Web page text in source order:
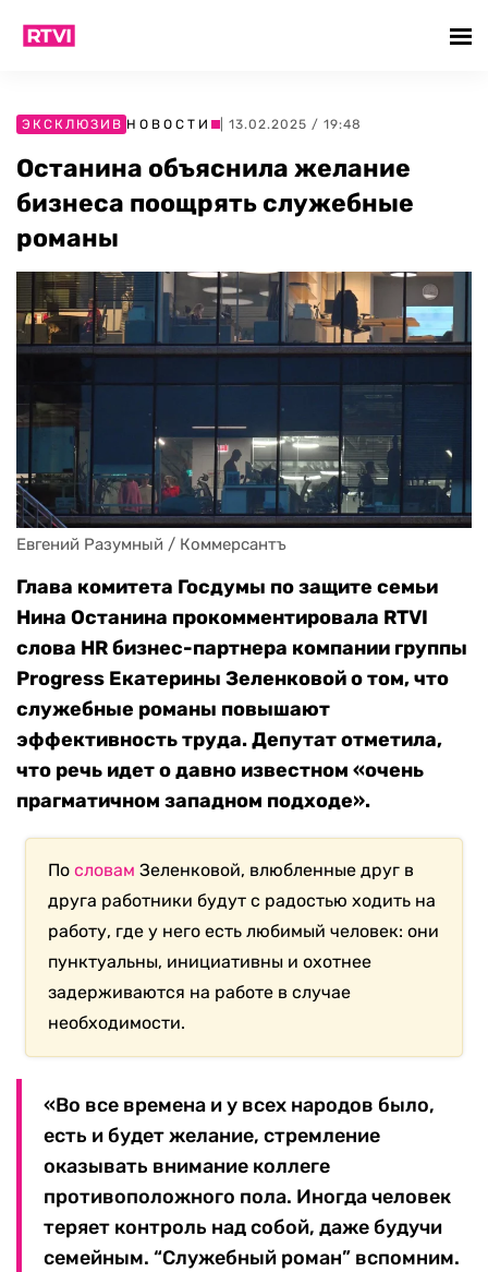
ЭКСКЛЮЗИВ НОВОСТИ | 13.02.2025 / 19:48
Останина объяснила желание
бизнеса поощрять служебные
романы
Евгений Разумный / Коммерсантъ
Глава комитета Госдумы по защите семьи
Нина Останина прокомментировала RTVI
слова HR бизнес-партнера компании группы
Progress Екатерины Зеленковой о том, что
служебные романы повышают
эффективность труда. Депутат отметила,
что речь идет о давно известном «очень
прагматичном западном подходе».
Пословам Зеленковой, влюбленные друг в
друга работники будут с радостью ходить на
работу, где у него есть любимый человек: они
пунктуальны, инициативны и охотнее
задерживаются на работе в случае
необходимости.
«Во все времена и у всех народов было,
есть и будет желание, стремление
оказывать внимание коллеге
противоположного пола. Иногда человек
теряет контроль над собой, даже будучи
семейным. “Служебный роман” вспомним.